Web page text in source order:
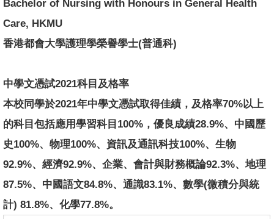
Bachelor of Nursing with Honours in General Health
Care, HKMU
香港都會大學護理學榮譽學士(普通科)
中學文憑試2021科目及格率
本校同學於2021年中學文憑試取得佳績，及格率70%以上
的科目包括應用學習科目100%，優良成績28.9%、中國歷
史100%、物理100%、資訊及通訊科技100%、生物
92.9%、經濟92.9%、企業、會計與財務概論92.3%、地理
87.5%、中國語文84.8%、通識83.1%、數學(微積分與統
計) 81.8%、化學77.8%。